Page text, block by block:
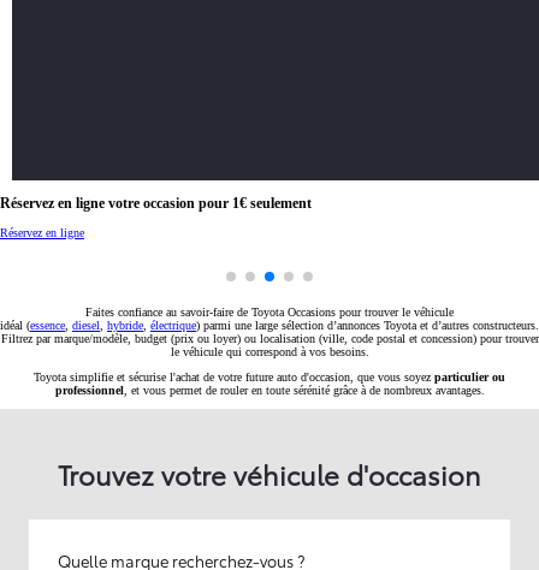
Réservez en ligne votre occasion pour 1€ seulement
Réservez en ligne
Faites confiance au savoir-faire de Toyota Occasions pour trouver le véhicule
idéal (essence diesel hybride électrique) parmi une large sélection d’annonces Toyota et d’autres constructeurs.
Filtrez par marque/modèle, budget (prix ou loyer) ou localisation (ville, code postal et concession) pour trouver
le véhicule qui correspond à vos besoins.
Toyota simplifie et sécurise l'achat de votre future auto d'occasion, que vous soyez particulier ou
professionnel, et vous permet de rouler en toute sérénité grâce à de nombreux avantages.
Trouvez votre véhicule d'occasion
Quelle marque recherchez-vous ?